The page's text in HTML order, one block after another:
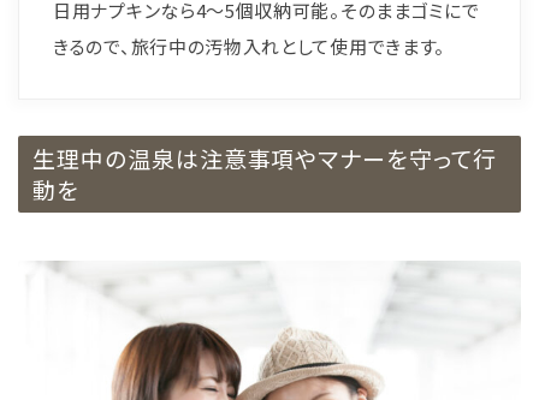
日用ナプキンなら4～5個収納可能。そのままゴミにで
きるので、旅行中の汚物入れとして使用できます。
生理中の温泉は注意事項やマナーを守って行
動を